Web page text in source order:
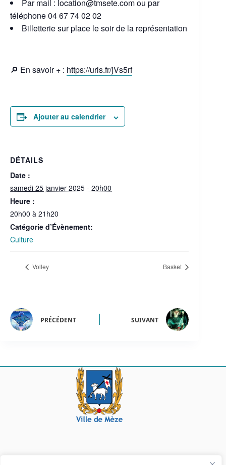
Par mail : location@tmsete.com ou par
téléphone 04 67 74 02 02
Billetterie sur place le soir de la représentation
🔎 En savoir + : https://urls.fr/jVs5rf
Ajouter au calendrier
DÉTAILS
Date :
samedi 25 janvier 2025 - 20h00
Heure :
20h00 à 21h20
Catégorie d’Évènement:
Culture
Volley Basket
PRÉCÉDENT SUIVANT